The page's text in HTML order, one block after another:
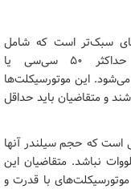
سبک‌تر است که شامل
موتورسیکلت‌های بنزینی با حجم سیلندر حداکثر ۵۰ سی‌سی یا
با توان حداکثر ۴ کیلووات می‌شود. این موتورسیکلت‌ها
داشته باشند و متقاضیان باید حداقل
است که حجم سیلندر آنها
سی‌سی یا توان آنها بیشتر از ۱۱ کیلووات نباشد. متقاضیان این
و به موتورسیکلت‌های با قدرت و